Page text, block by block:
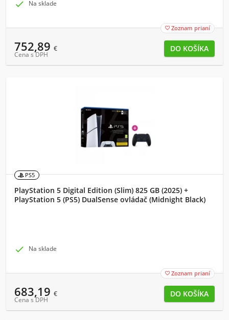
 Na sklade
 Zoznam prianí
752,89 €
Cena s DPH
PS5
PlayStation 5 Digital Edition (Slim) 825 GB (2025) +
PlayStation 5 (PS5) DualSense ovládač (Midnight Black)
 Na sklade
 Zoznam prianí
683,19 €
Cena s DPH